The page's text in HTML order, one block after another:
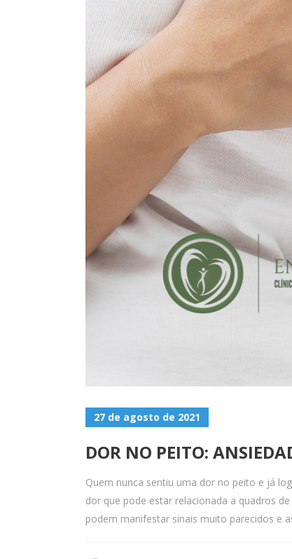
27 de agosto de 2021
DOR NO PEITO:
Quem nunca sentiu uma dor no peito e já
dor que pode estar relacionada a quadros
podem manifestar sinais muito parecidos e